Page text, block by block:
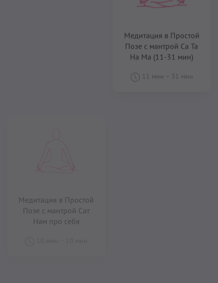
Медитация под песню
«Nobility»
(«Благородство») (4